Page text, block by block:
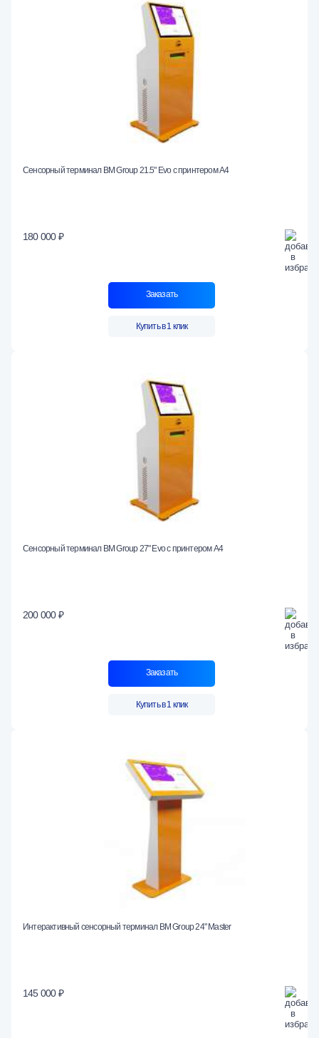
Сенсорный терминал BM Group 21.5" Evo c принтером А4
180 000 ₽
Заказать
Купить в 1 клик
Сенсорный терминал BM Group 27" Evo c принтером А4
200 000 ₽
Заказать
Купить в 1 клик
Интерактивный сенсорный терминал BM Group 24" Master
145 000 ₽